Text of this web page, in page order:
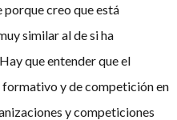
porque creo que está
similar al de si ha
que entender que el
y de competición en
y competiciones